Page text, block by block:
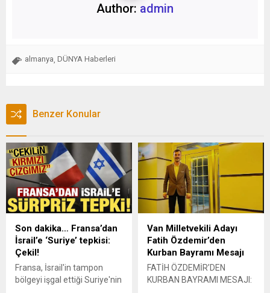
Author: admin
almanya DÜNYA Haberleri
Benzer Konular
Son dakika… Fransa’dan
İsrail’e ‘Suriye’ tepkisi:
Çekil!
Fransa, İsrail'in tampon
bölgeyi işgal ettiği Suriye'nin
Van Milletvekili Adayı
Fatih Özdemir’den
Kurban Bayramı Mesajı
FATİH ÖZDEMİR’DEN
KURBAN BAYRAMI MESAJI: